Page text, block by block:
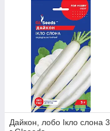
Дайкон, лобо Ікло слона 3